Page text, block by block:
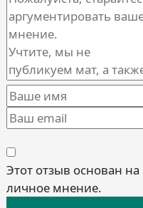
Этот отзыв основан
личное мнение.